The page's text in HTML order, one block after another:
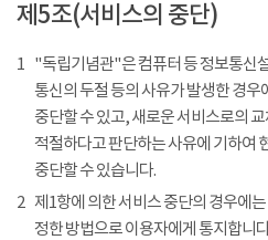
제5조(서비스의 중단)
1 "독립기념관"은 컴퓨터 등 정보통신
통신의 두절 등의 사유가 발생한 경
중단할 수 있고, 새로운 서비스로의
적절하다고 판단하는 사유에 기하여
중단할 수 있습니다.
2 제1항에 의한 서비스 중단의 경우에
정한 방법으로 이용자에게 통지합니